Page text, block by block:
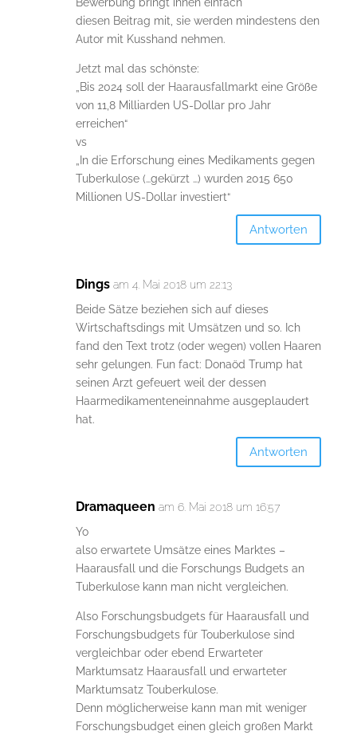
Bewerbung bringt ihnen einfach
diesen Beitrag mit, sie werden mindestens den
Autor mit Kusshand nehmen.
Jetzt mal das schönste:
„Bis 2024 soll der Haarausfallmarkt eine Größe
von 11,8 Milliarden US-Dollar pro Jahr
erreichen“
vs
„In die Erforschung eines Medikaments gegen
Tuberkulose (…gekürzt …) wurden 2015 650
Millionen US-Dollar investiert“
Antworten
Dings am 4. Mai 2018 um 22:13
Beide Sätze beziehen sich auf dieses
Wirtschaftsdings mit Umsätzen und so. Ich
fand den Text trotz (oder wegen) vollen Haaren
sehr gelungen. Fun fact: Donaöd Trump hat
seinen Arzt gefeuert weil der dessen
Haarmedikamenteneinnahme ausgeplaudert
hat.
Antworten
Dramaqueen am 6. Mai 2018 um 16:57
Yo
also erwartete Umsätze eines Marktes –
Haarausfall und die Forschungs Budgets an
Tuberkulose kann man nicht vergleichen.
Also Forschungsbudgets für Haarausfall und
Forschungsbudgets für Touberkulose sind
vergleichbar oder ebend Erwarteter
Marktumsatz Haarausfall und erwarteter
Marktumsatz Touberkulose.
Denn möglicherweise kann man mit weniger
Forschungsbudget einen gleich großen Markt